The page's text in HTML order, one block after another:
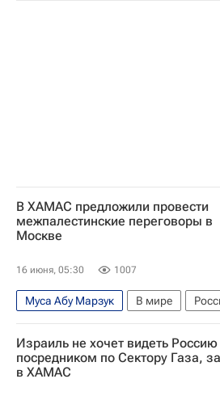
В ХАМАС предложили провести
межпалестинские переговоры в
Москве
16 июня, 05:30 1007
Муса Абу Марзук В мире
Москва
Израиль
Дональд
ХАМАС
ФАТХ Палестина
Израиль не хочет видеть Россию
посредником по Сектору Газа,
в ХАМАС